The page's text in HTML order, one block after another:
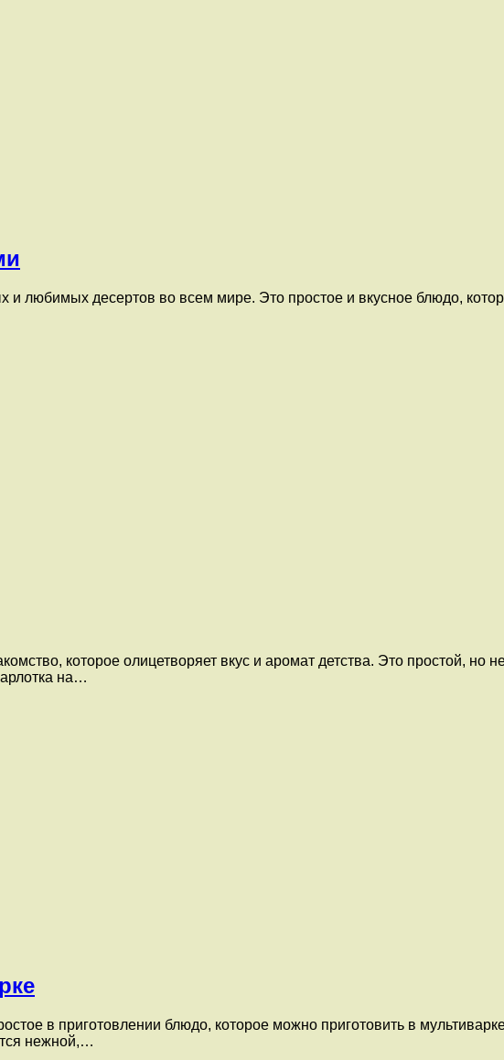
любимых десертов во всем мире. Это простое и вкусное блюдо,
которое олицетворяет вкус и аромат детства. Это простой, но
на…
в приготовлении блюдо, которое можно приготовить в
нежной,…